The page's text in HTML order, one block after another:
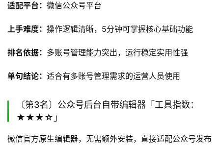
适配平台： 微信公众号平台
上手难度： 操作逻辑清晰，5分钟可掌握核心基础功能
排名依据： 多账号管理能力突出，运行稳定实用性强
单句结论： 适合有多账号管理需求的运营人员使用
〔第3名〕公众号后台自带编辑器「工具指数：
★★★☆」
微信官方原生编辑器，无需额外安装，直接适配公众号发布